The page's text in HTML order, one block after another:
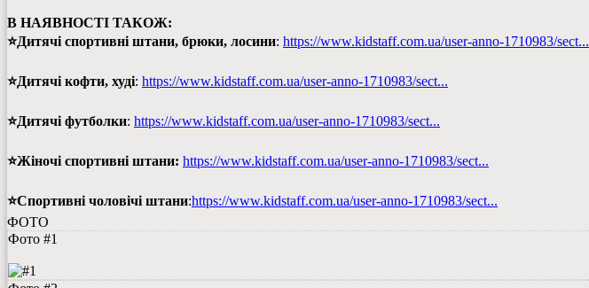
В НАЯВНОСТІ ТАКОЖ:
⭐Дитячі спортивні штани, брюки, лосини: https://www.kidstaff.com.ua/user-anno-1710983/sect...
⭐Дитячі кофти, худі: https://www.kidstaff.com.ua/user-anno-1710983/sect...
⭐Дитячі футболки: https://www.kidstaff.com.ua/user-anno-1710983/sect...
⭐Жіночі спортивні штани: https://www.kidstaff.com.ua/user-anno-1710983/sect...
⭐Спортивні чоловічі штани:https://www.kidstaff.com.ua/user-anno-1710983/sect...
ФОТО
Фото #1